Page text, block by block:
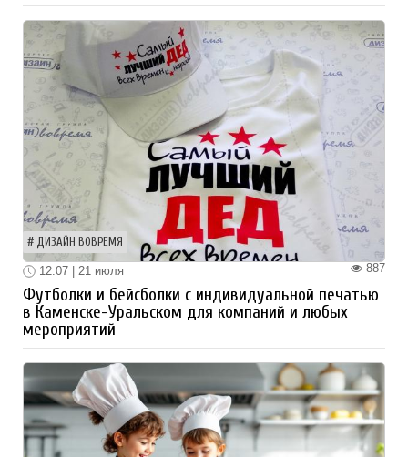
ДИЗАЙН ВОВРЕМЯ
887
12:07 | 21 июля
Футболки и бейсболки с индивидуальной печатью
в Каменске-Уральском для компаний и любых
мероприятий